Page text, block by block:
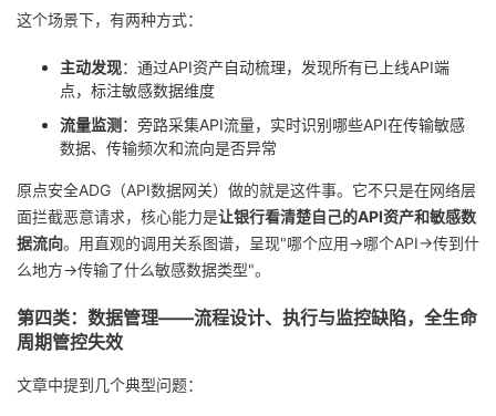
这个场景下，有两种方式：
主动发现：通过API资产自动梳理，发现所有已上线API端
点，标注敏感数据维度
流量监测 ：旁路采集API流量，实时识别哪些API在传输敏感
数据、传输频次和流向是否异常
原点安全ADG（API数据网关）做的就是这件事。它不只是在网络层
面拦截恶意请求，核心能力是让银行看清楚自己的API资产和敏感数
据流向。用直观的调用关系图谱，呈现"哪个应用→哪个API→传到什
么地方→传输了什么敏感数据类型"。
第四类：数据管理——流程设计、执行与监控缺陷，全生命
周期管控失效
文章中提到几个典型问题：